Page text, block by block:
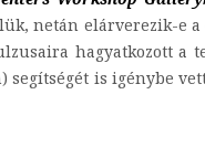
netán elárverezik-e
hagyatkozott a
segítségét is igénybe